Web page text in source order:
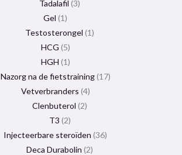
Tadalafil 3
Gel 1
Testosterongel 1
HCG 5
HGH 1
Nazorg na de fietstraining 17
Vetverbranders 4
Clenbuterol 2
T3 2
Injecteerbare steroïden 36
Deca Durabolin 2